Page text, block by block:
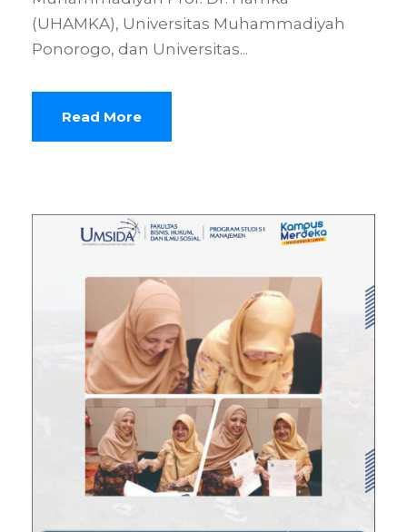
(UHAMKA), Universitas Muhammadiyah
Ponorogo, dan Universitas...
Read More